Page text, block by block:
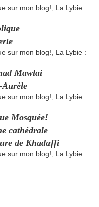
Mawlai
Mosquée!
cathédrale
de Khadaffi